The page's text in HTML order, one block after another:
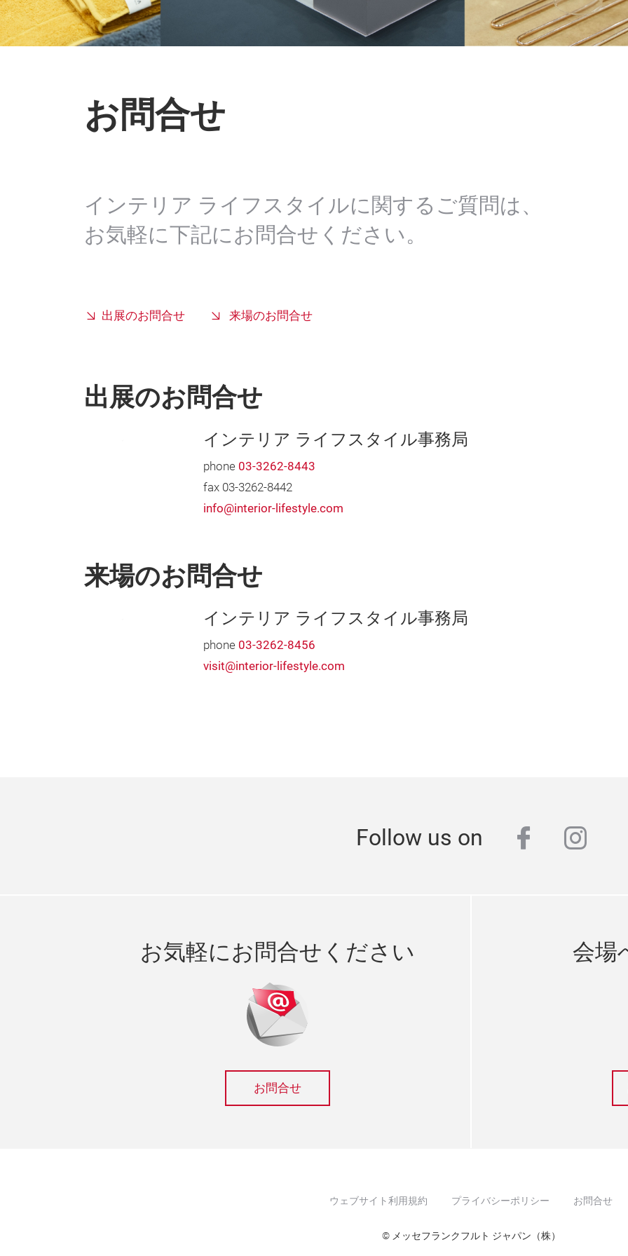
お問合せ
インテリア ライフスタイルに関するご質問は、
お気軽に下記にお問合せください。
出展のお問合せ 来場のお問合せ
出展のお問合せ
インテリア ライフスタイル事務局
phone 03-3262-8443
fax 03-3262-8442
info@interior-lifestyle.com
来場のお問合せ
インテリア ライフスタイル事務局
phone 03-3262-8456
visit@interior-lifestyle.com
Follow us on facebook
お気軽にお問合せください
お問合せ
会場
ウェブサイト利用規約 プライバシーポリシー お問合せ
© メッセフランクフルト ジャパン（株）